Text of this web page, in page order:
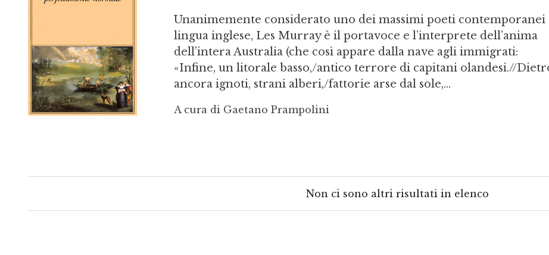
Unanimemente considerato uno dei massimi poeti contemporanei
lingua inglese, Les Murray è il portavoce e l’interprete dell’anima
dell’intera Australia (che così appare dalla nave agli immigrati:
«Infine, un litorale basso,/antico terrore di capitani olandesi.//
ancora ignoti, strani alberi,/fattorie arse dal sole,...
A cura di Gaetano Prampolini
Non ci sono altri risultati in elenco